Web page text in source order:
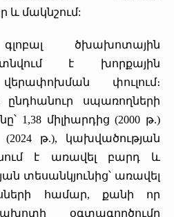
և մակնշում:
ծխախոտային
է խորքային
փուլում։
սպառողների
1,38 միլիարդից (2000 թ.)
(2024 թ.), կախվածության
է առավել բարդ և
տեսանկյունից՝ առավել
համար, քանի որ
օգտագործումը